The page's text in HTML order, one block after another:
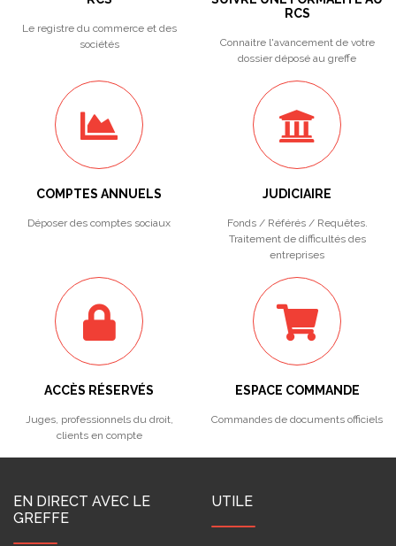
Le registre du commerce et des
sociétés
RCS
Connaitre l'avancement de votre
dossier déposé au greffe
COMPTES ANNUELS
Déposer des comptes sociaux
JUDICIAIRE
Fonds / Référés / Requêtes.
Traitement de difficultés des
entreprises
ACCÈS RÉSERVÉS
Juges, professionnels du droit,
clients en compte
ESPACE COMMANDE
Commandes de documents officiels
EN DIRECT AVEC LE
GREFFE
UTILE